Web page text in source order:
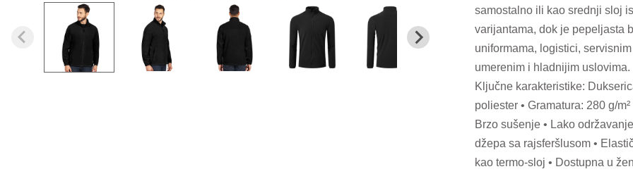
samostalno ili kao srednji sloj
varijantama, dok je pepeljasta
uniformama, logistici,
umerenim i hladnijim
Ključne karakteristike:
poliester • Gramatura: 280 g/
Brzo sušenje • Lako
džepa sa rajsferšlusom •
kao termo-sloj • Dostupna u